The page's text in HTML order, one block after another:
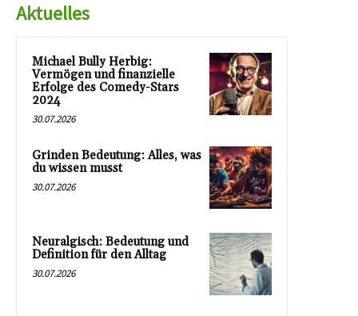
Aktuelles
Michael Bully Herbig:
Vermögen und finanzielle
Erfolge des Comedy-Stars
2024
30.07.2026
Grinden Bedeutung: Alles, was
du wissen musst
30.07.2026
Neuralgisch: Bedeutung und
Definition für den Alltag
30.07.2026